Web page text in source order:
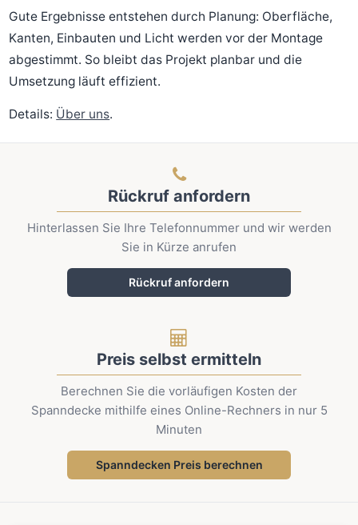
Gute Ergebnisse entstehen durch Planung: Oberfläche,
Kanten, Einbauten und Licht werden vor der Montage
abgestimmt. So bleibt das Projekt planbar und die
Umsetzung läuft effizient.
Details: Über uns.
Rückruf anfordern
Hinterlassen Sie Ihre Telefonnummer und wir werden
Sie in Kürze anrufen
Rückruf anfordern
Preis selbst ermitteln
Berechnen Sie die vorläufigen Kosten der
Spanndecke mithilfe eines Online-Rechners in nur 5
Minuten
Spanndecken Preis berechnen